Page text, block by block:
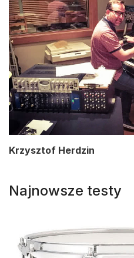
Krzysztof Herdzin
Najnowsze testy